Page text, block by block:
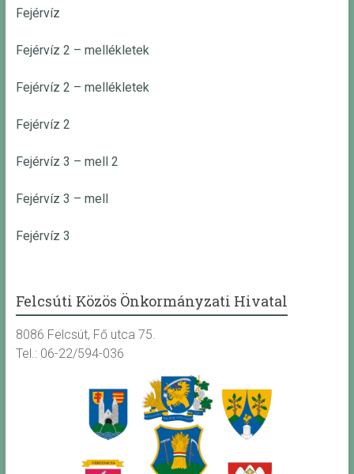
Fejérvíz
Fejérvíz 2 – mellékletek
Fejérvíz 2 – mellékletek
Fejérvíz 2
Fejérvíz 3 – mell 2
Fejérvíz 3 – mell
Fejérvíz 3
Felcsúti Közös Önkormányzati Hivatal
8086 Felcsút, Fő utca 75.
Tel.: 06-22/594-036